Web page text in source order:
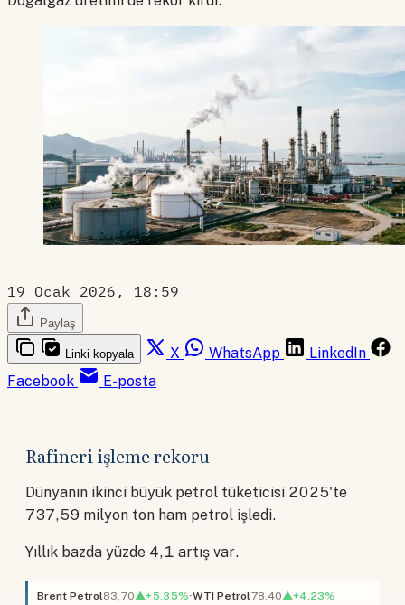
19 Ocak 2026, 18:59
Paylaş
Linki kopyala X WhatsApp
LinkedIn
Facebook
E-posta
Rafineri işleme rekoru
Dünyanın ikinci büyük petrol tüketicisi 2025'te
737,59 milyon ton ham petrol işledi.
Yıllık bazda yüzde 4,1 artış var.
Brent Petrol83,70▲+5.35% WTI Petrol78,40▲+4.23%